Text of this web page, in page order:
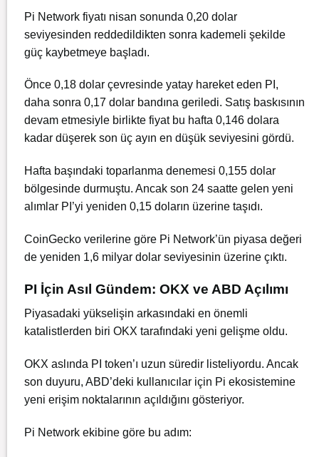
Pi Network fiyatı nisan sonunda 0,20 dolar
seviyesinden reddedildikten sonra kademeli şekilde
güç kaybetmeye başladı.
Önce 0,18 dolar çevresinde yatay hareket eden PI,
daha sonra 0,17 dolar bandına geriledi. Satış baskısının
devam etmesiyle birlikte fiyat bu hafta 0,146 dolara
kadar düşerek son üç ayın en düşük seviyesini gördü.
Hafta başındaki toparlanma denemesi 0,155 dolar
bölgesinde durmuştu. Ancak son 24 saatte gelen yeni
alımlar PI’yi yeniden 0,15 doların üzerine taşıdı.
CoinGecko verilerine göre Pi Network’ün piyasa değeri
de yeniden 1,6 milyar dolar seviyesinin üzerine çıktı.
PI İçin Asıl Gündem: OKX ve ABD Açılımı
Piyasadaki yükselişin arkasındaki en önemli
katalistlerden biri OKX tarafındaki yeni gelişme oldu.
OKX aslında PI token’ı uzun süredir listeliyordu. Ancak
son duyuru, ABD’deki kullanıcılar için Pi ekosistemine
yeni erişim noktalarının açıldığını gösteriyor.
Pi Network ekibine göre bu adım: